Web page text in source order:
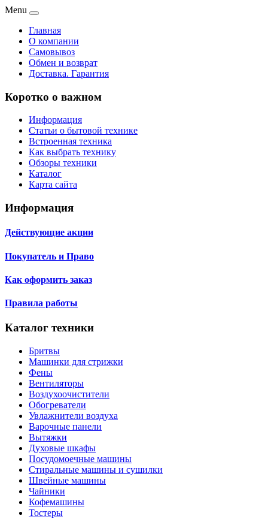
Menu
Главная
О компании
Самовывоз
Обмен и возврат
Доставка. Гарантия
Коротко о важном
Информация
Статьи о бытовой технике
Встроенная техника
Как выбрать технику
Обзоры техники
Каталог
Карта сайта
Информация
Действующие акции
Покупатель и Право
Как оформить заказ
Правила работы
Каталог техники
Бритвы
Машинки для стрижки
Фены
Вентиляторы
Воздухоочистители
Обогреватели
Увлажнители воздуха
Варочные панели
Вытяжки
Духовые шкафы
Посудомоечные машины
Стиральные машины и сушилки
Швейные машины
Чайники
Кофемашины
Тостеры